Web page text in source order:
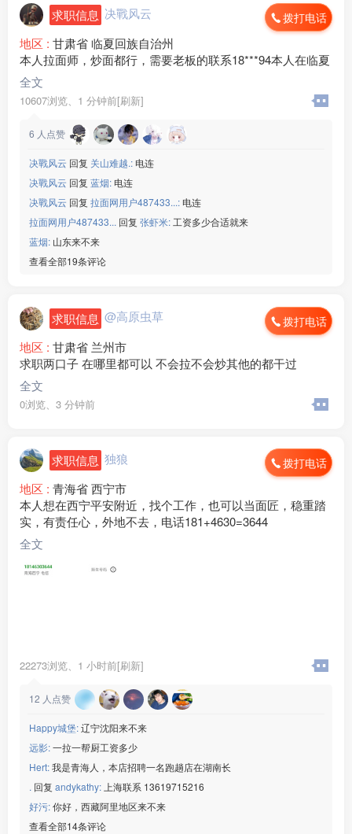
求职信息 决戰风云 拨打电话
地区 : 甘肃省 临夏回族自治州
本人拉面师，炒面都行，需要老板的联系18***94本人在临夏
全文
10607浏览、 1 分钟前[刷新]
6 人点赞
决戰风云 回复 关山难越.: 电连
决戰风云 回复 蓝烟: 电连
决戰风云 回复 拉面网用户487433...: 电连
拉面网用户487433... 回复 张虾米:工资多少合适就来
蓝烟: 山东来不来
查看全部19条评论
求职信息 @高原虫草 拨打电话
地区 : 甘肃省 兰州市
求职两口子 在哪里都可以 不会拉不会炒其他的都干过
全文
0浏览、 3 分钟前
求职信息 独狼 拨打电话
地区 : 青海省 西宁市
本人想在西宁平安附近，找个工作，也可以当面匠，稳重踏
实，有责任心，外地不去，电话181+4630=3644
全文
22273浏览、 1 小时前[刷新]
12 人点赞
Happy城堡:辽宁沈阳来不来
远影:一拉一帮厨工资多少
Hert:我是青海人，本店招聘一名跑趟店在湖南长
. 回复 andykathy:上海联系 13619715216
好污:你好，西藏阿里地区来不来
查看全部14条评论